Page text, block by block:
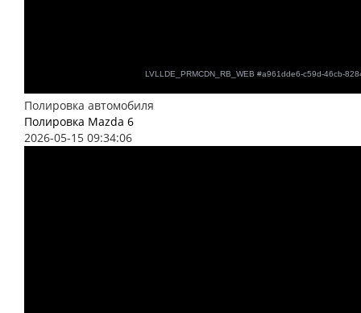
Полировка автомобиля
Полировка Mazda 6
2026-05-15 09:34:06